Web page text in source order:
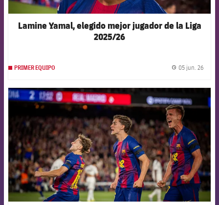
Lamine Yamal, elegido mejor jugador de la Liga
2025/26
PRIMER EQUIPO 05 jun. 26
FCB Barcelona badge